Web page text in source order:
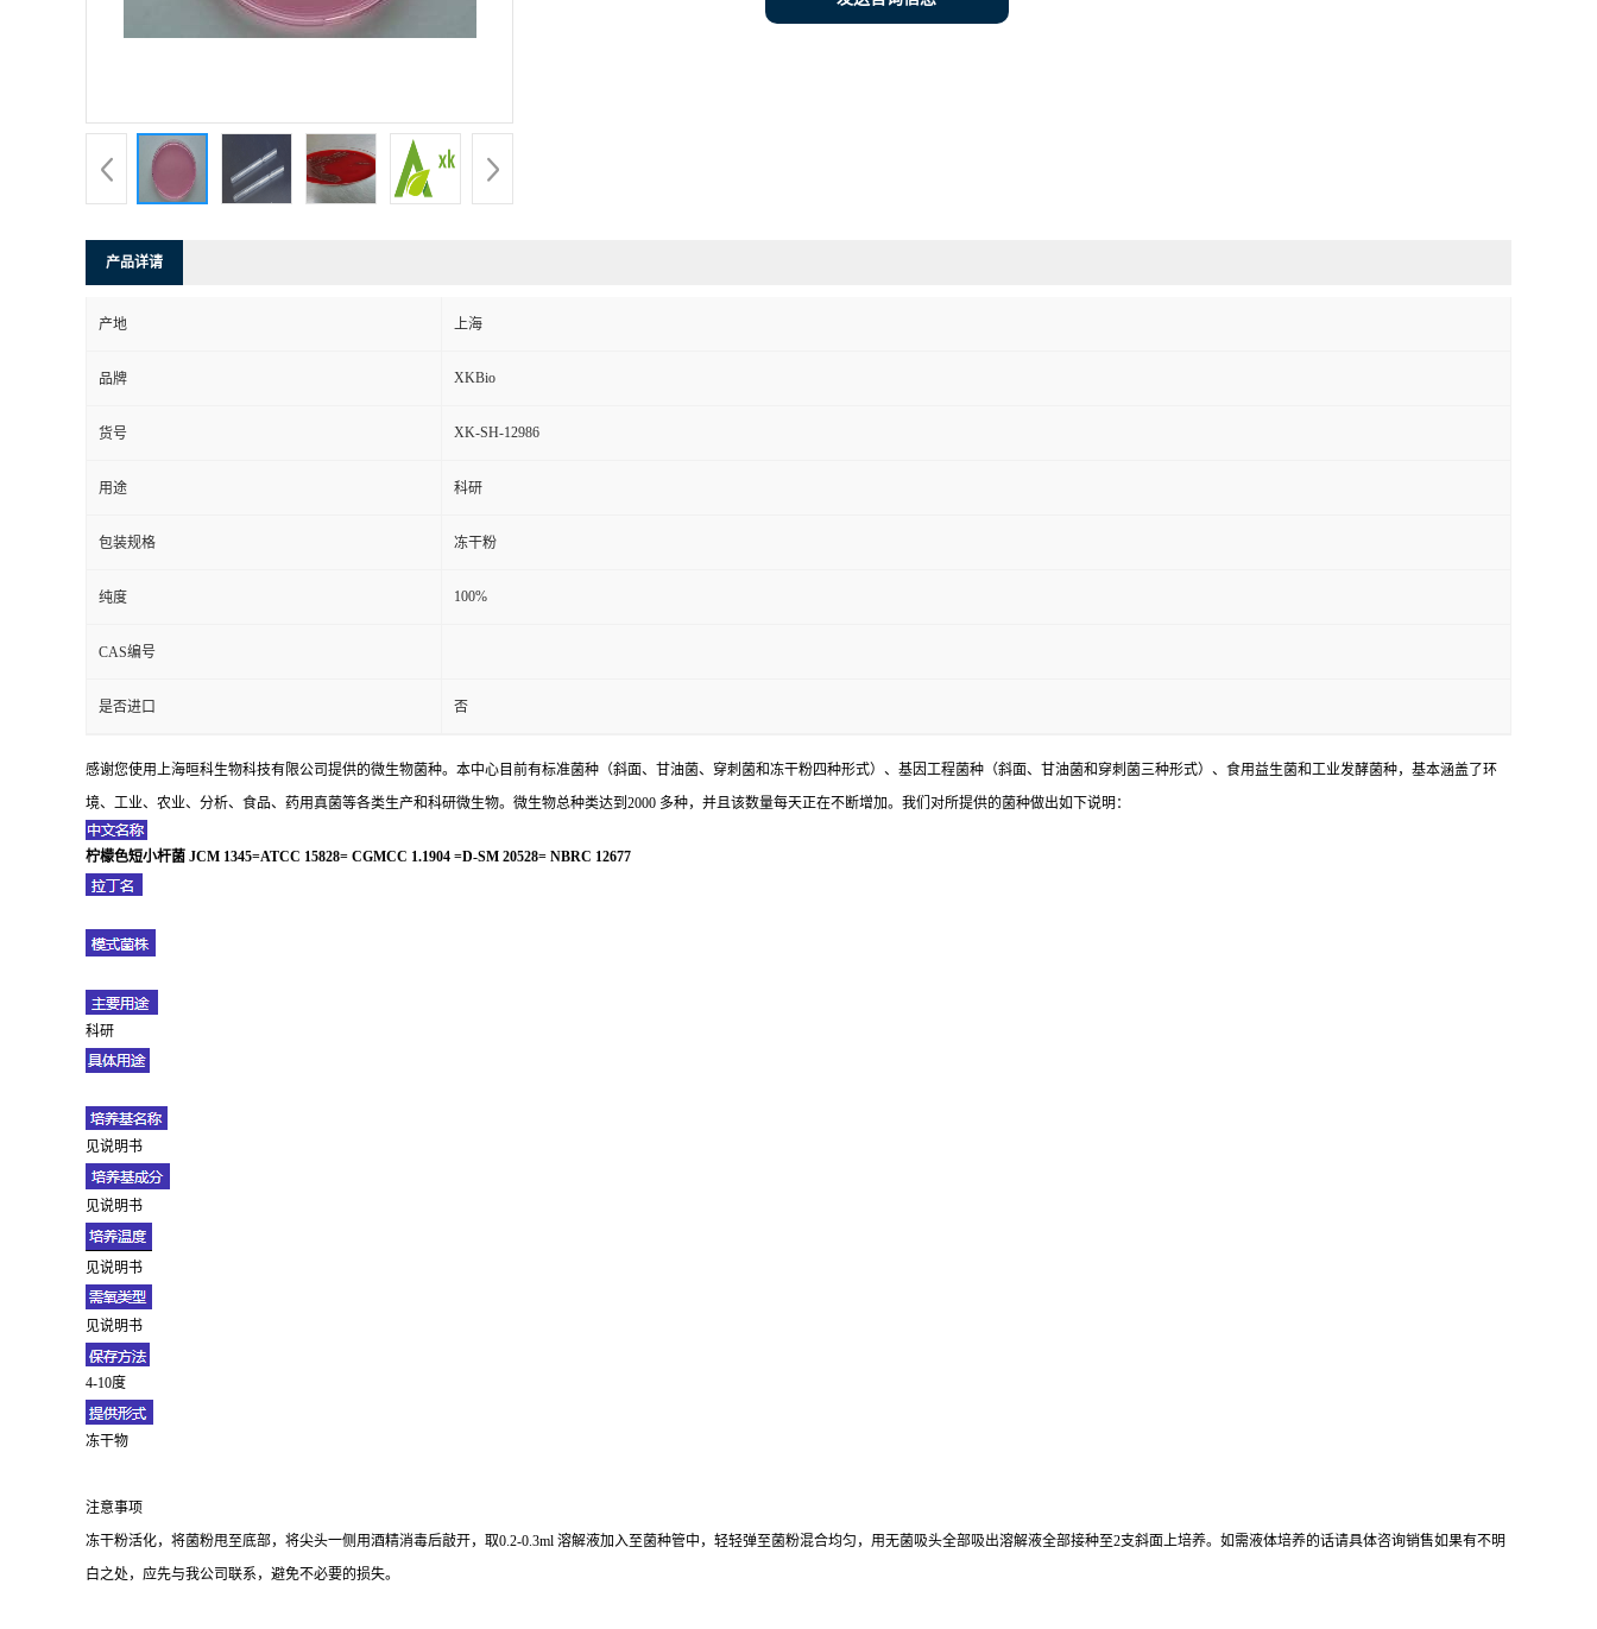
产品详请
产地 上海
品牌 XKBio
货号 XK-SH-12986
用途 科研
包装规格 冻干粉
纯度 100%
CAS编号
是否进口 否
感谢您使用上海晅科生物科技有限公司提供的微生物菌种。本中心目前有标准菌种（斜面、甘油菌、穿刺菌和冻干粉四种形式）、基因工程菌种（斜面、甘油菌和穿刺菌三种形式）、食用益生菌和工业发酵菌种，基本涵盖了环
境、工业、农业、分析、食品、药用真菌等各类生产和科研微生物。微生物总种类达到2000 多种，并且该数量每天正在不断增加。我们对所提供的菌种做出如下说明：
柠檬色短小杆菌 JCM 1345=ATCC 15828= CGMCC 1.1904 =D-SM 20528= NBRC 12677
科研
见说明书
见说明书
见说明书
见说明书
4-10度
冻干物
注意事项
冻干粉活化，将菌粉甩至底部，将尖头一侧用酒精消毒后敲开，取0.2-0.3ml 溶解液加入至菌种管中，轻轻弹至菌粉混合均匀，用无菌吸头全部吸出溶解液全部接种至2支斜面上培养。如需液体培养的话请具体咨询销售如果有不明
白之处，应先与我公司联系，避免不必要的损失。